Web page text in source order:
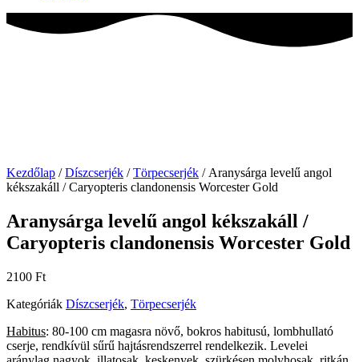
Kezdőlap /Díszcserjék /Törpecserjék / Aranysárga levelű angol
kékszakáll / Caryopteris clandonensis Worcester Gold
Aranysárga levelű angol kékszakáll /
Caryopteris clandonensis Worcester Gold
2100 Ft
Kategóriák Díszcserjék, Törpecserjék
Habitus: 80-100 cm magasra növő, bokros habitusú, lombhullató
cserje, rendkívül sűrű hajtásrendszerrel rendelkezik. Levelei